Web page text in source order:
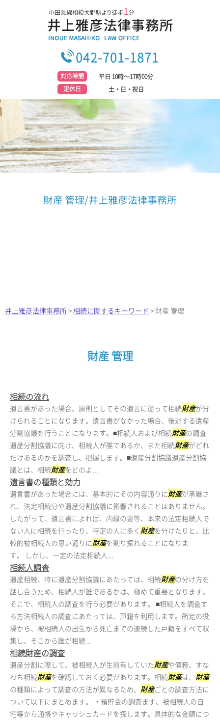
042-701-1871
対応時間
平日 10時～17時00分
定休日
土・日・祝日
財産 管理/井上雅彦法律事務所
井上雅彦法律事務所>相続に関するキーワード > 財産 管理
財産 管理
相続の流れ
遺言書があった場合、原則としてその遺言に従って相続財産が分
けられることになります。遺言書がなかった場合、後述する遺産
分割協議を行うことになります。■相続人および相続財産の調査
遺産分割協議に向け、相続人が誰であるか、また相続財産がどれ
だけあるのかを調査し、把握します。■遺産分割協議遺産分割協
議とは、相続財産をどのよ...
遺言書の種類と効力
遺言書があった場合には、基本的にその内容通りに財産が承継さ
れ、法定相続分や遺産分割協議に影響されることはありません。
したがって、遺言書によれば、内縁の妻等、本来の法定相続人で
ない人に相続を行ったり、特定の人に多く 財産を分けたりと、比
較的被相続人の思い通りに財産を割り振れることになりま
す。 しかし、一定の法定相続人...
相続人調査
遺産相続、特に遺産分割協議にあたっては、相続財産の分け方を
話し合うため、相続人が誰であるかは、極めて重要となります。
そこで、相続人の調査を行う必要があります。 ■相続人を調査す
る方法相続人の調査にあたっては、戸籍を利用します。所定の役
場から、被相続人の出生から死亡までの連続した戸籍をすべて収
集し、そこから誰が相続...
相続財産の調査
遺産分割に際して、被相続人が生前有していた財産や債務、すな
わち相続財産を確認しておく必要があります。相続財産は、 財産
の種類によって調査の方法が異なるため、 財産ごとの調査方法に
ついて以下にまとめます。 ・預貯金の調査まず、被相続人の自
宅等から通帳やキャッシュカードを探します。具体的な金額につ